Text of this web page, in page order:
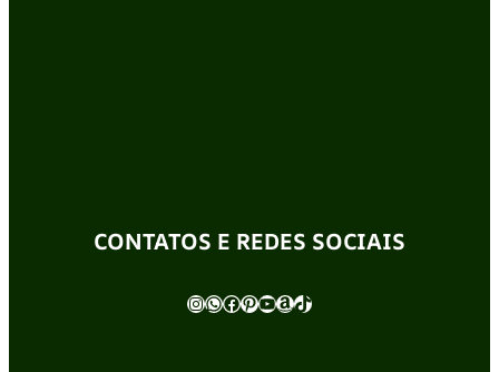
CONTATOS E REDES SOCIAIS
InstagramWhatsApp Facebook Pinterest Youtube Amazon TikTok